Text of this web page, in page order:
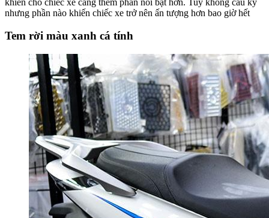
nhưng phần nào khiến chiếc xe trở nên ấn tượng hơn bao giờ hết
Tem rời màu xanh cá tính